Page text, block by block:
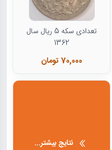
تعدادی سکه 5 ریال سال
1362
70,000 تومان
نتایج بیشتر...